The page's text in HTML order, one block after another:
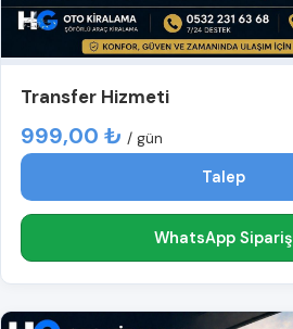
Transfer Hizmeti
999,00 ₺ / gün
Talep
WhatsApp Sipariş